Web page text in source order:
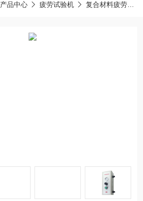
产品中心 疲劳试验机 复合材料疲劳测试